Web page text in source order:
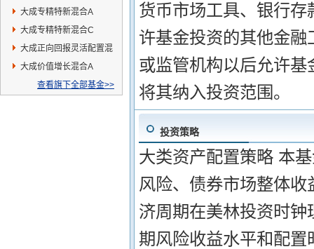
大成专精特新混合A
大成专精特新混合C
大成正向回报灵活配置混
合A
大成价值增长混合A
查看旗下全部基金>>
货币市场工具、银行
许基金投资的其他金
或监管机构以后允许
将其纳入投资范围。
投资策略
大类资产配置策略 本
风险、债券市场整体
济周期在美林投资时
期风险收益水平和配